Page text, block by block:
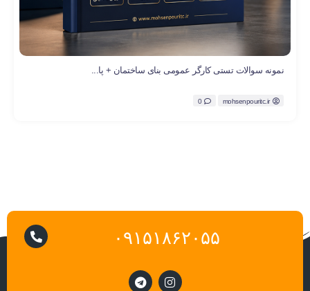
نمونه سوالات تستی کارگر عمومی بنای ساختمان + پا...
mohsenpouritc.ir
0
۰۹۱۵۱۸۶۲۰۵۵